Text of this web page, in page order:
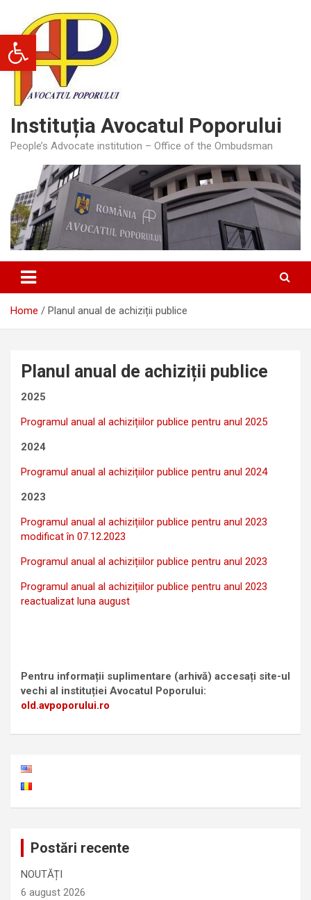
Deschide bara de unelte
content
Instituția Avocatul Poporului
People’s Advocate institution – Office of the Ombudsman
Home Planul anual de achiziții publice
Planul anual de achiziții publice
2025
Programul anual al achizițiilor publice pentru anul 2025
2024
Programul anual al achizițiilor publice pentru anul 2024
2023
Programul anual al achizițiilor publice pentru anul 2023
modificat în 07.12.2023
Programul anual al achizițiilor publice pentru anul 2023
Programul anual al achizițiilor publice pentru anul 2023
reactualizat luna august
Pentru informații suplimentare (arhivă) accesați site-ul
vechi al instituției Avocatul Poporului:
old.avpoporului.ro
Postări recente
NOUTĂȚI
6 august 2026